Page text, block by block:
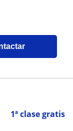
1ª clase gratis